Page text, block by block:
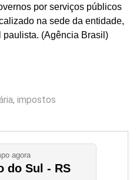
por serviços públicos
na sede da entidade,
paulista. (Agência Brasil)
, impostos
agora
do Sul - RS